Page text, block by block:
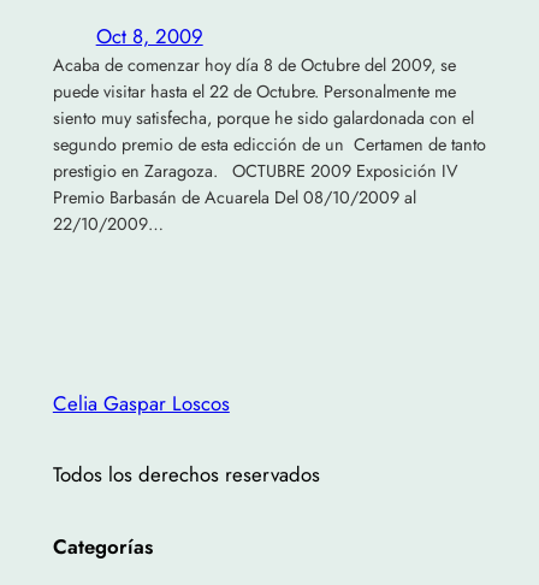
Oct 8, 2009
Acaba de comenzar hoy día 8 de Octubre del 2009, se
puede visitar hasta el 22 de Octubre. Personalmente me
siento muy satisfecha, porque he sido galardonada con el
segundo premio de esta edicción de un Certamen de tanto
prestigio en Zaragoza. OCTUBRE 2009 Exposición IV
Premio Barbasán de Acuarela Del 08/10/2009 al
22/10/2009…
Celia Gaspar Loscos
Todos los derechos reservados
Categorías